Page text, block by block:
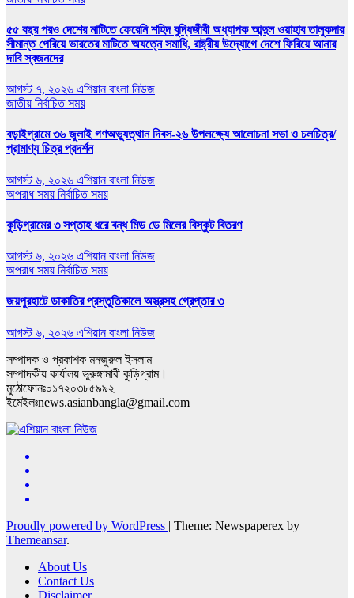
৫৫ বছর পরও দেশের মাটিতে ফেরেনি শহিদ বুদ্ধিজীবী অধ্যাপক আব্দুল ওয়াহাব তালুকদার
সীমান্ত পেরিয়ে ভারতের মাটিতে অযত্নে সমাধি, রাষ্ট্রীয় উদ্যোগে দেশে ফিরিয়ে আনার
দাবি স্বজনদের
আগস্ট ৭, ২০২৬ এশিয়ান বাংলা নিউজ
জাতীয় নির্বাচিত সময়
বড়াইগ্রামে ৩৬ জুলাই গণঅভ্যুত্থান দিবস-২৬ উপলক্ষ্যে আলোচনা সভা ও চলচিত্র/
প্রামাণ্য চিত্র প্রদর্শন
আগস্ট ৬, ২০২৬ এশিয়ান বাংলা নিউজ
অপরাধ সময় নির্বাচিত সময়
কুড়িগ্রামের ৩ সপ্তাহ ধরে বন্ধ মিড ডে মিলের বিস্কুট বিতরণ
আগস্ট ৬, ২০২৬ এশিয়ান বাংলা নিউজ
অপরাধ সময় নির্বাচিত সময়
জয়পুরহাটে ডাকাতির প্রস্তুতিকালে অস্ত্রসহ গ্রেপ্তার ৩
আগস্ট ৬, ২০২৬ এশিয়ান বাংলা নিউজ
সম্পাদক ও প্রকাশক মনজুরুল ইসলাম
সম্পাদকীয় কার্যালয় ভুরুঙ্গামারী কুড়িগ্রাম।
মুঠোফোনঃ০১৭২০৩৮৫৯৯২
ইমেইলঃnews.asianbangla@gmail.com
Proudly powered by WordPress | Theme: Newspaperex by
Themeansar.
About Us
Contact Us
Disclaimer